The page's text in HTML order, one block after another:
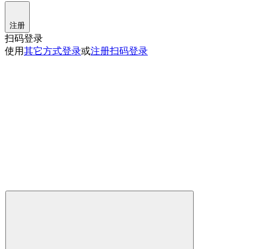
注册
扫码登录
使用其它方式登录或注册扫码登录